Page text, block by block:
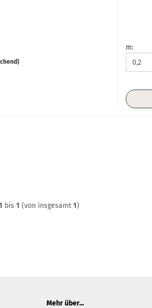
m:
bis 1 (von insgesamt 1)
Mehr über...